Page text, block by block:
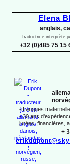
Elena
anglais,
Traductrice-interprète
+32 (0)485 75 15
-Langues
-30 ans
jurées, financières,
+